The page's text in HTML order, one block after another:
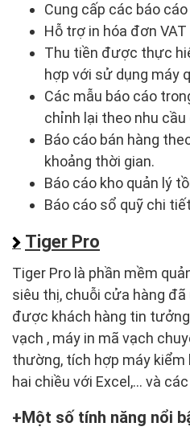
Cung cấp các báo
Hỗ trợ in hóa đơn VAT
Thu tiền được thực
hợp với sử dụng máy
Các mẫu báo cáo
chỉnh lại theo nhu cầu
Báo cáo bán hàng
khoảng thời gian.
Báo cáo kho quản lý
Báo cáo sổ quỹ chi
Tiger Pro
Tiger Pro là phần mềm
siêu thị, chuỗi cửa hàng
được khách hàng tin
vạch , máy in mã vạch
thường, tích hợp máy
hai chiều với Excel,... và
Một số tính năng nổi